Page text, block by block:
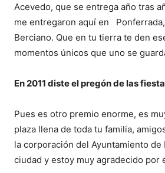
Acevedo, que se entrega año tras
me entregaron aquí en
Berciano. Que en tu tierra te den
momentos únicos que uno se
En 2011 diste el pregón de las
Pues es otro premio enorme, es
plaza llena de toda tu familia,
la corporación del Ayuntamiento
ciudad y estoy muy agradecido por